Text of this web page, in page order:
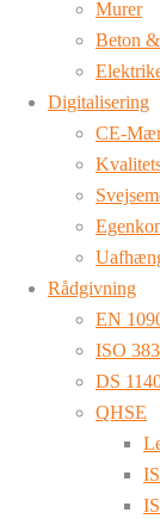
Murer
Beton
Digitalisering
CE-
Rådgivning
EN
ISO
DS
QHSE